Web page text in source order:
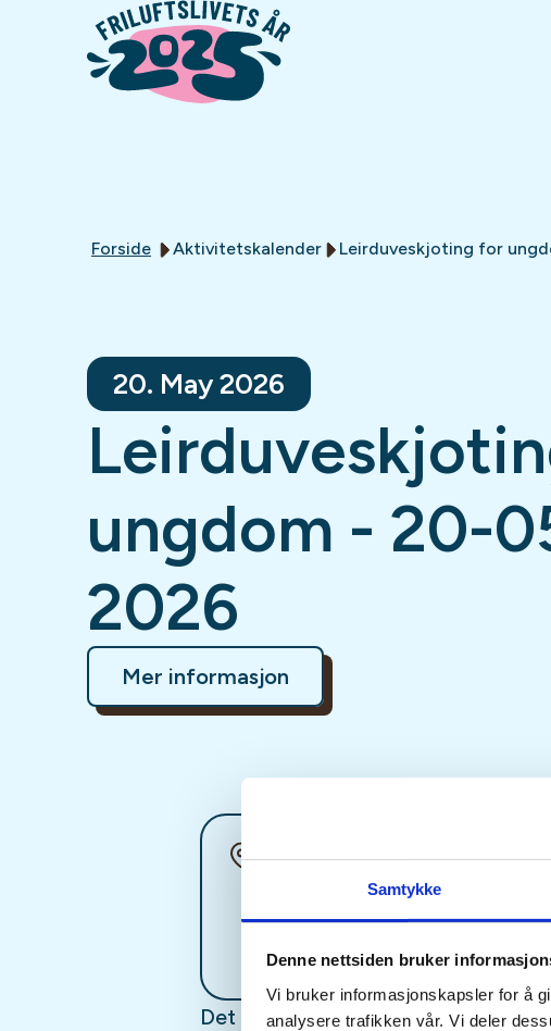
Samtykke
Denne nettsiden bruker
Vi bruker informasjonskapsler for å
analysere trafikken vår. Vi deler
Forside Aktivitetskalender Leirduveskjoting for
20. May 2026
ungdom - 20-
2026
Mer informasjon
Sted Tid
Kl.
Det vert arrangert leirduveskjoting